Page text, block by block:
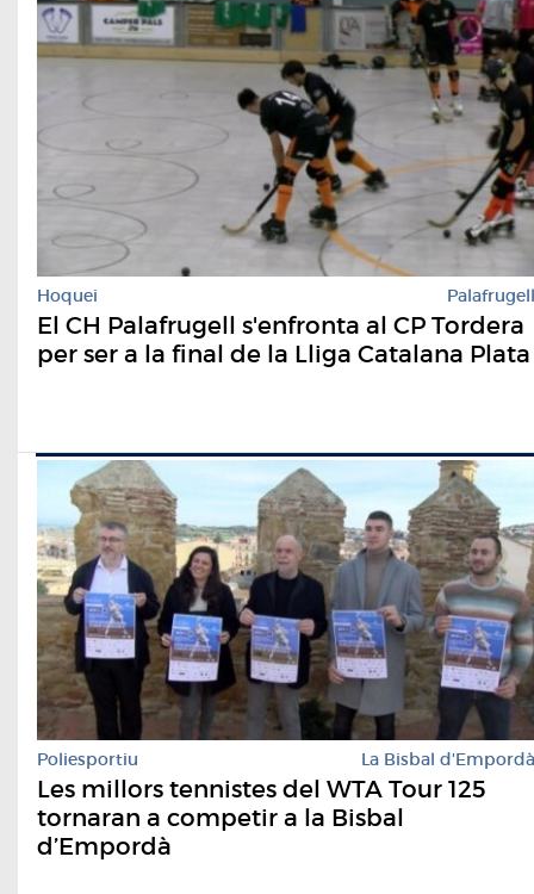
Hoquei Palafrugell
El CH Palafrugell s'enfronta al CP Tordera
per ser a la final de la Lliga Catalana Plata
Poliesportiu La Bisbal d'Empordà
Les millors tennistes del WTA Tour 125
tornaran a competir a la Bisbal
d’Empordà